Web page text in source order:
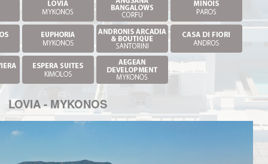
LOVIA - MYKONOS